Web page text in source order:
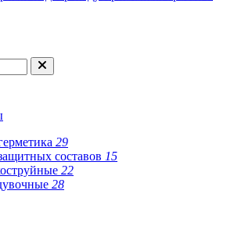
29
составов 15
22
28